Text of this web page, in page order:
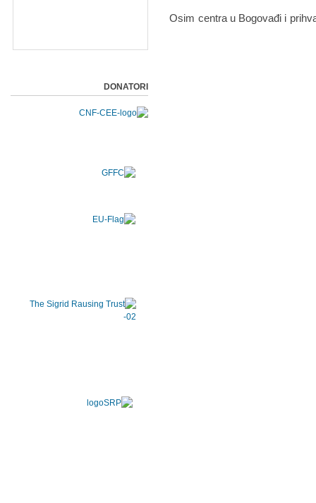
Osim centra u Bogovađi i
DONATORI